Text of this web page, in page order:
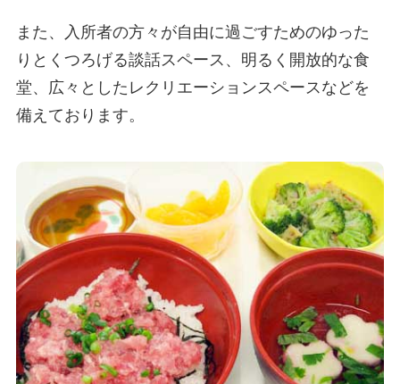
また、入所者の方々が自由に過ごすためのゆった
りとくつろげる談話スペース、明るく開放的な食
堂、広々としたレクリエーションスペースなどを
備えております。